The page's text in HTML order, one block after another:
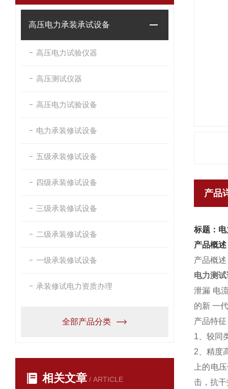
高压电力承装承试设备
高压电力试验仪器
高压测试仪器
高压电力试验设备
电力承装修试设备
五级承装修试设备
四级承装修试设备
三级承装修试设备
二级承装修试设备
一级承装修试设备
承装修试电力资质办理
全部产品分类
相关文章 / ARTICLE
产品
标题：
产品概述
产品概述
电力测
泄漏 电
的新 一
产品特征
1、较同
2、精度
上的电
击，抗